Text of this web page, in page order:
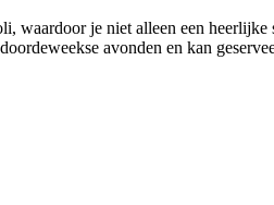
waardoor je niet alleen een heerlijke
avonden en kan